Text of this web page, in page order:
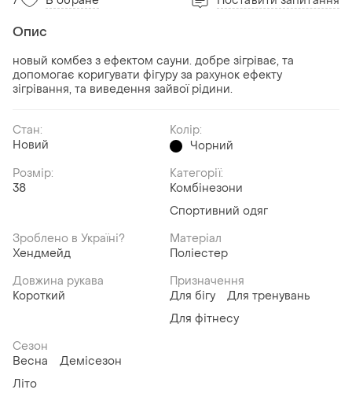
Опис
новый комбез з ефектом сауни. добре зігріває, та
допомогає коригувати фігуру за рахунок ефекту
зігрівання, та виведення зайвої рідини.
Стан:
Новий
Колір:
Чорний
Розмір:
38
Категорії:
Комбінезони
Спортивний одяг
Зроблено в Україні?
Хендмейд
Матеріал
Поліестер
Довжина рукава
Короткий
Призначення
Для бігу
Для тренувань
Для фітнесу
Сезон
Весна
Демісезон
Літо